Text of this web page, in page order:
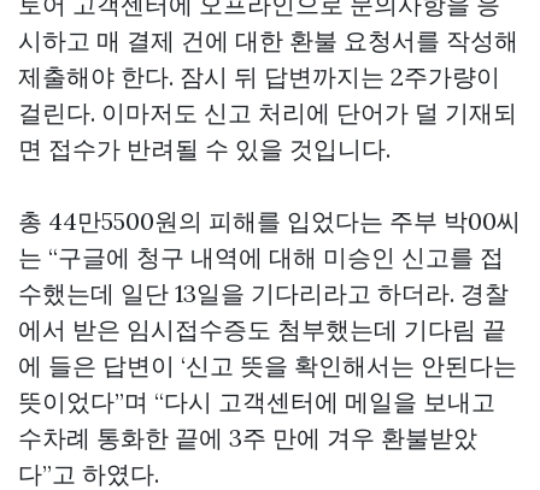
시하고 매 결제 건에 대한 환불 요청서를 작성해
제출해야 한다. 잠시 뒤 답변까지는 2주가량이
걸린다. 이마저도 신고 처리에 단어가 덜 기재되
면 접수가 반려될 수 있을 것입니다.
총 44만5500원의 피해를 입었다는 주부 박00씨
는 “구글에 청구 내역에 대해 미승인 신고를 접
수했는데 일단 13일을 기다리라고 하더라. 경찰
에서 받은 임시접수증도 첨부했는데 기다림 끝
에 들은 답변이 ‘신고 뜻을 확인해서는 안된다는
뜻이었다”며 “다시 고객센터에 메일을 보내고
수차례 통화한 끝에 3주 만에 겨우 환불받았
다”고 하였다.